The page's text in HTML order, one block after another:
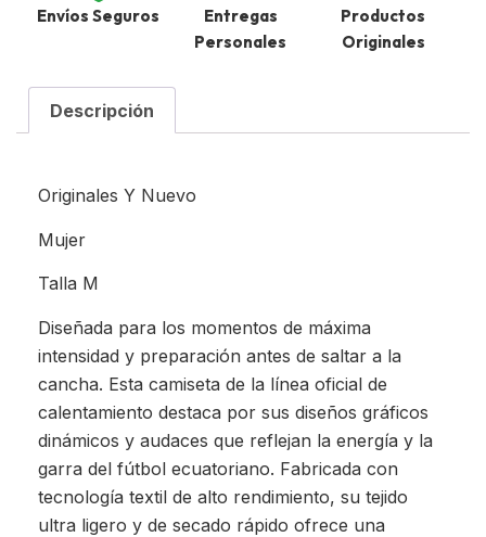
Envíos Seguros
Entregas
Personales
Productos
Originales
Descripción
Originales Y Nuevo
Mujer
Talla M
Diseñada para los momentos de máxima
intensidad y preparación antes de saltar a la
cancha. Esta camiseta de la línea oficial de
calentamiento destaca por sus diseños gráficos
dinámicos y audaces que reflejan la energía y la
garra del fútbol ecuatoriano. Fabricada con
tecnología textil de alto rendimiento, su tejido
ultra ligero y de secado rápido ofrece una